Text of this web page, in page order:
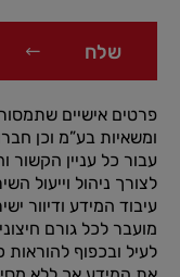
שלח
פרטים אישיים
ומשאיות בע”מ וכן
עבור כל עניין הקשור
לצורך ניהול וייעול
עיבוד המידע ודיוור
מועבר לכל גורם
לעיל ובכפוף להוראות